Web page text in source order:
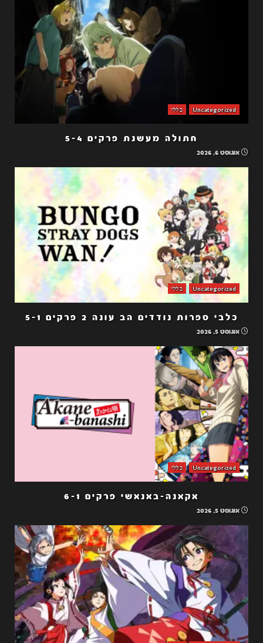
Uncategorized כללי
חתולה מעשנת פרקים 5-4
אוגוסט 6, 2026
Uncategorized כללי
כלבי ספרות נודדים הב עונה 2 פרקים 5-1
אוגוסט 5, 2026
Uncategorized כללי
אקאנה-באנאשי פרקים 6-1
אוגוסט 5, 2026